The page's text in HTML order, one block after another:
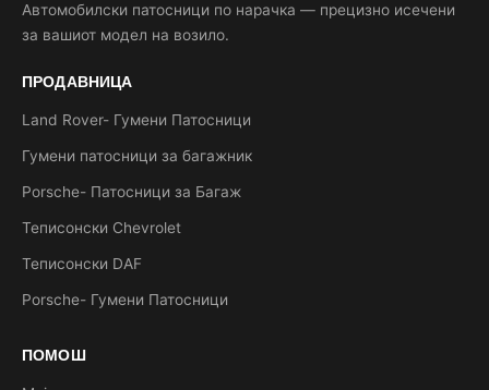
Автомобилски патосници по нарачка — прецизно исечени
за вашиот модел на возило.
ПРОДАВНИЦА
Land Rover- Гумени Патосници
Гумени патосници за багажник
Porsche- Патосници за Багаж
Теписонски Chevrolet
Теписонски DAF
Porsche- Гумени Патосници
ПОМОШ